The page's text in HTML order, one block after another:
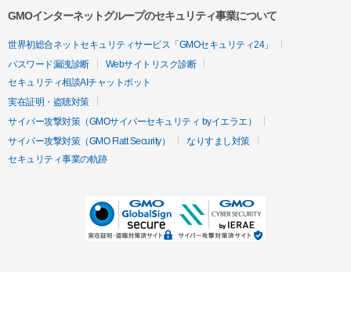
GMOインターネットグループのセキュリティ事業について
世界初総合ネットセキュリティサービス「GMOセキュリティ24」
パスワード漏洩診断
Webサイトリスク診断
セキュリティ相談AIチャットボット
実在証明・盗聴対策
サイバー攻撃対策（GMOサイバーセキュリティ byイエラエ）
サイバー攻撃対策（GMO Flatt Security）
なりすまし対策
セキュリティ事業の軌跡